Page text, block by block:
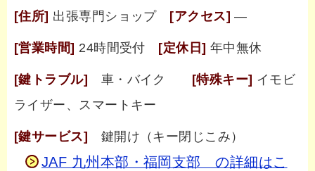
[住所] 出張専門ショップ [アクセス] ―
[営業時間] 24時間受付 [定休日] 年中無休
[鍵トラブル] 車・バイク [特殊キー] イモビ
ライザー、スマートキー
[鍵サービス] 鍵開け（キー閉じこみ）
JAF 九州本部・福岡支部 の詳細はこ